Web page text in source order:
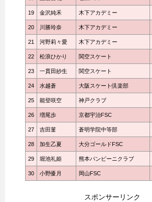
19 金沢純禾 木下アカデミー
20 川勝玲奈 木下アカデミー
21 河野莉々愛 木下アカデミー
22 松浪ひかり 関空スケート
23 一貫田紗生 関空スケート
24 水越蒼 大阪スケート倶楽部
25 能登咲空 神戸クラブ
26 増尾歩 京都宇治FSC
27 吉田菫 蒼明学院中等部
28 加生乙夏 大分ゴールドFSC
29 堀池礼姫 熊本バンビーニクラブ
30 小野優月 岡山FSC
スポンサーリンク